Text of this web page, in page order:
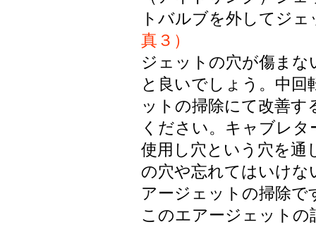
トバルブを外してジ
真３）
ジェットの穴が傷ま
と良いでしょう。中
ットの掃除にて改善
ください。キャブレ
使用し穴という穴を通
の穴や忘れてはいけ
アージェットの掃除で
このエアージェット